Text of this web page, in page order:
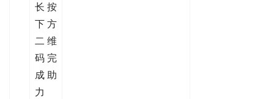
长按
下方
二维
码完
成助
力